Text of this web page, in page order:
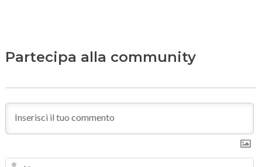
Partecipa alla community